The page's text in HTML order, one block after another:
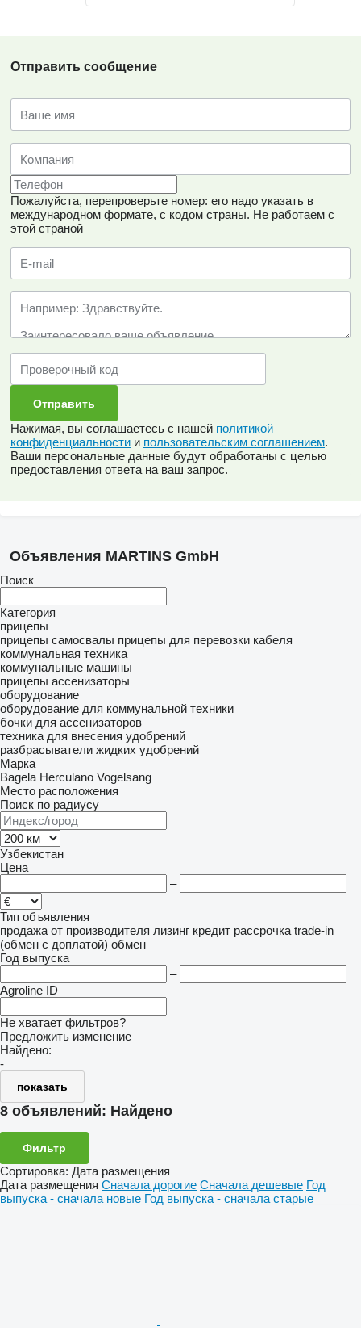
Отправить сообщение
Пожалуйста, перепроверьте номер: его надо указать в
международном формате, с кодом страны. Не работаем с
этой страной
Нажимая, вы соглашаетесь с нашей политикой
конфиденциальности и пользовательским соглашением.
Ваши персональные данные будут обработаны с целью
предоставления ответа на ваш запрос.
Объявления MARTINS GmbH
Поиск
Категория
прицепы
прицепы самосвалы прицепы для перевозки кабеля
коммунальная техника
коммунальные машины
прицепы ассенизаторы
оборудование
оборудование для коммунальной техники
бочки для ассенизаторов
техника для внесения удобрений
разбрасыватели жидких удобрений
Марка
Bagela Herculano Vogelsang
Место расположения
Поиск по радиусу
Узбекистан
Цена
–
Тип объявления
продажа от производителя лизинг кредит рассрочка trade-in
(обмен с доплатой) обмен
Год выпуска
–
Agroline ID
Не хватает фильтров?
Предложить изменение
Найдено:
-
показать
8 объявлений: Найдено
Фильтр
Сортировка: Дата размещения
Дата размещения Сначала дорогие Сначала дешевые Год
выпуска - сначала новые Год выпуска - сначала старые